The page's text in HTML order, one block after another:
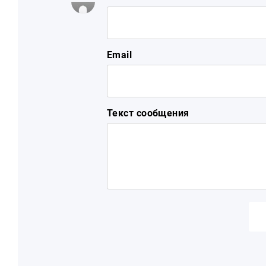
Email
Текст сообщения